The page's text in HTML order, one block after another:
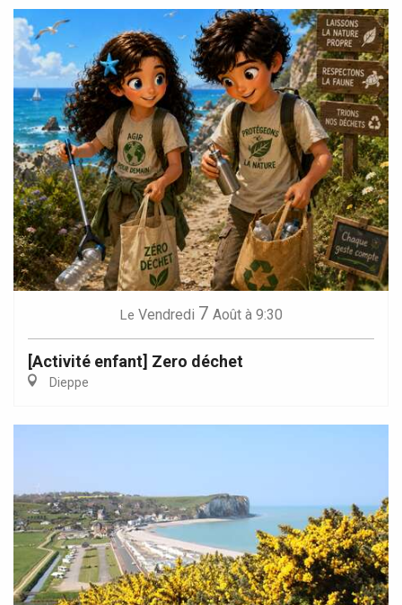
Le Vendredi 7 Août à 9:30
[Activité enfant] Zero déchet
Dieppe